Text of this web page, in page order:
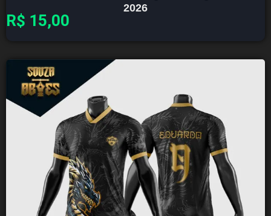
2026
R$ 15,00